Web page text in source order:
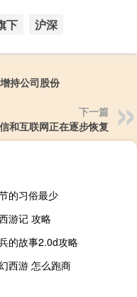
下 沪深
持公司股份
下一篇
和互联网正在逐步恢复
的习俗最少
游记 攻略
的故事2.0d攻略
西游 怎么跑商